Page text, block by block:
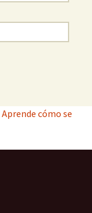
Aprende cómo se